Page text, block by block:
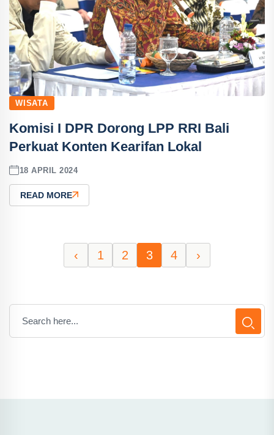
WISATA
Komisi I DPR Dorong LPP RRI Bali
Perkuat Konten Kearifan Lokal
18 APRIL 2024
READ MORE
‹ 1 2 3 4 ›